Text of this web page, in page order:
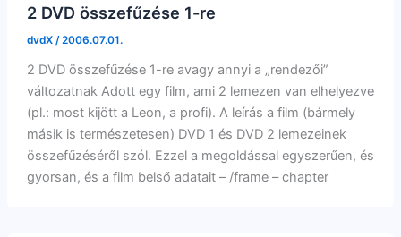
2 DVD összefűzése 1-re
dvdX /2006.07.01.
2 DVD összefűzése 1-re avagy annyi a „rendezői”
változatnak Adott egy film, ami 2 lemezen van elhelyezve
(pl.: most kijött a Leon, a profi). A leírás a film (bármely
másik is természetesen) DVD 1 és DVD 2 lemezeinek
összefűzéséről szól. Ezzel a megoldással egyszerűen, és
gyorsan, és a film belső adatait – /frame – chapter